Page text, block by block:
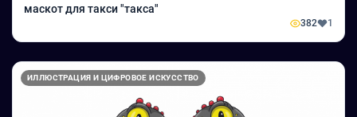
маскот для такси "такса"
382 1
ИЛЛЮСТРАЦИЯ И ЦИФРОВОЕ ИСКУССТВО